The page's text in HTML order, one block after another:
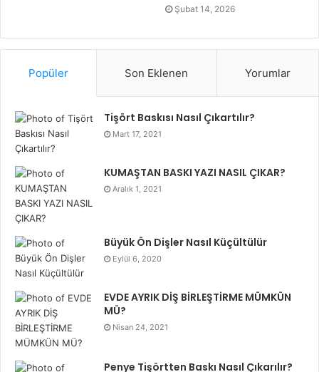
Şubat 14, 2026
Popüler Son Eklenen Yorumlar
Tişört Baskısı Nasıl Çıkartılır?
Mart 17, 2021
KUMAŞTAN BASKI YAZI NASIL ÇIKAR?
Aralık 1, 2021
Büyük Ön Dişler Nasıl Küçültülür
Eylül 6, 2020
EVDE AYRIK DİŞ BİRLEŞTİRME MÜMKÜN
MÜ?
Nisan 24, 2021
Penye Tişörtten Baskı Nasıl Çıkarılır?